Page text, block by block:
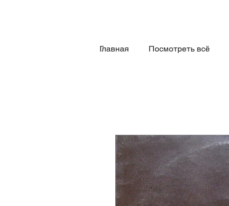
Главная Посмотреть всё